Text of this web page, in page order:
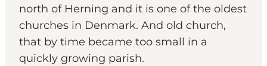
north of Herning and it is one of the oldest
churches in Denmark. And old church,
that by time became too small in a
quickly growing parish.